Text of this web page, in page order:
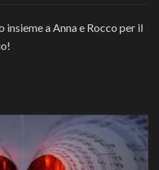
a Anna e Rocco per il